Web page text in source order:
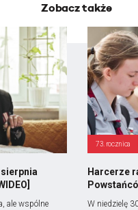
Zobacz także
ale wspólne
73. rocznica
Harcerze
W niedzielę